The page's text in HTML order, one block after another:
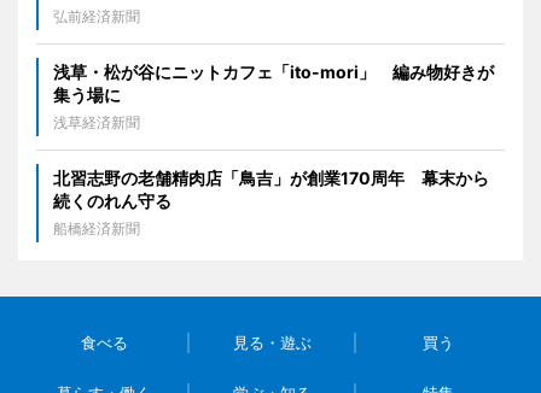
弘前経済新聞
浅草・松が谷にニットカフェ「ito-mori」 編み物好きが
集う場に
浅草経済新聞
北習志野の老舗精肉店「鳥吉」が創業170周年 幕末から
続くのれん守る
船橋経済新聞
食べる 見る・遊ぶ 買う